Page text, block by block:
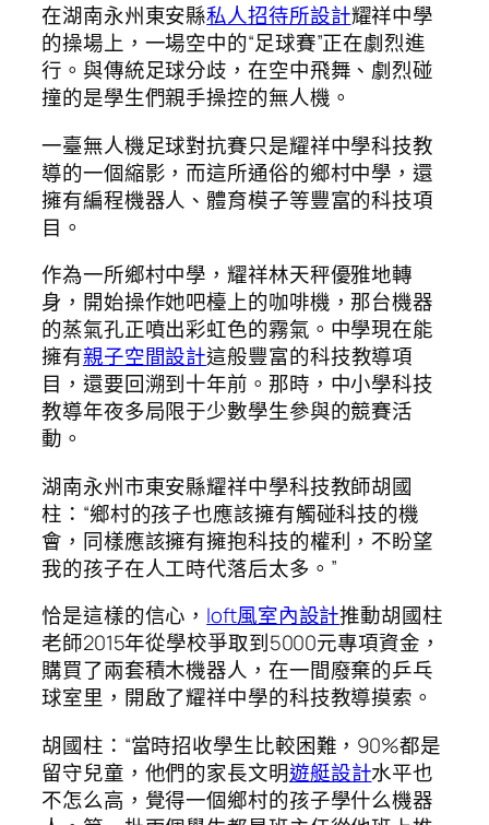
在湖南永州東安縣私人招待所設計耀祥中學
的操場上，一場空中的“足球賽”正在劇烈進
行。與傳統足球分歧，在空中飛舞、劇烈碰
撞的是學生們親手操控的無人機。
一臺無人機足球對抗賽只是耀祥中學科技教
導的一個縮影，而這所通俗的鄉村中學，還
擁有編程機器人、體育模子等豐富的科技項
目。
作為一所鄉村中學，耀祥林天秤優雅地轉
身，開始操作她吧檯上的咖啡機，那台機器
的蒸氣孔正噴出彩虹色的霧氣。中學現在能
擁有親子空間設計這般豐富的科技教導項
目，還要回溯到十年前。那時，中小學科技
教導年夜多局限于少數學生參與的競賽活
動。
湖南永州市東安縣耀祥中學科技教師胡國
柱：“鄉村的孩子也應該擁有觸碰科技的機
會，同樣應該擁有擁抱科技的權利，不盼望
我的孩子在人工時代落后太多。”
恰是這樣的信心， loft風室內設計推動胡國柱
老師2015年從學校爭取到5000元專項資金，
購買了兩套積木機器人，在一間廢棄的乒乓
球室里，開啟了耀祥中學的科技教導摸索。
胡國柱：“當時招收學生比較困難，90%都是
留守兒童，他們的家長文明遊艇設計水平也
不怎么高，覺得一個鄉村的孩子學什么機器